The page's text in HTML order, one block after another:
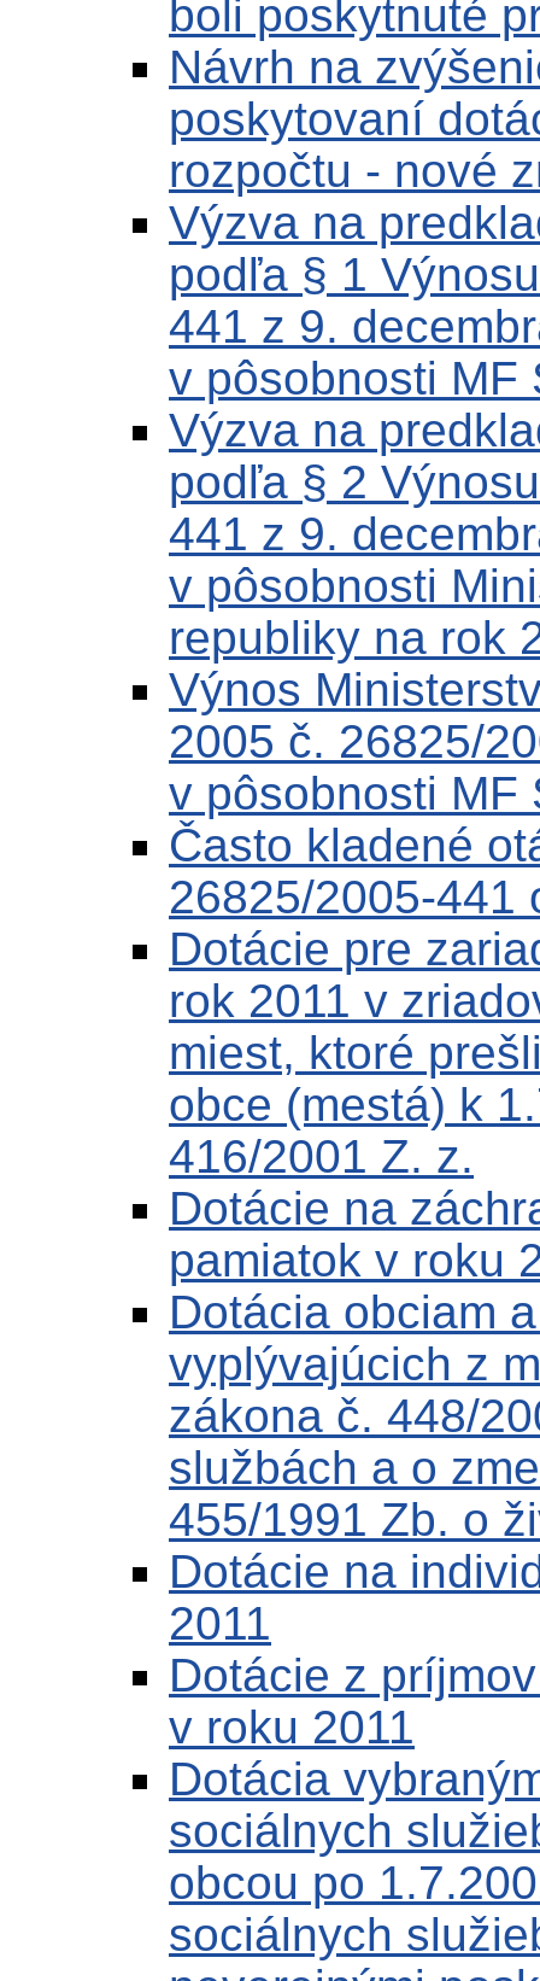
boli poskytnuté
Návrh na
poskytovaní
rozpočtu - nové
Výzva na
podľa § 1
441 z 9.
v pôsobnosti MF
Výzva na
podľa § 2
441 z 9.
v pôsobnosti
republiky na rok
Výnos
2005 č. 26825/
v pôsobnosti MF
Často kladené
26825/2005-441
Dotácie pre
rok 2011 v
miest, ktoré
obce (mestá) k
416/2001 Z. z.
Dotácie na
pamiatok v roku
Dotácia obciam
vyplývajúcich z
zákona č. 448/
službách a o
455/1991 Zb. o
Dotácie na
2011
Dotácie z
v roku 2011
Dotácia
sociálnych
obcou po
sociálnych